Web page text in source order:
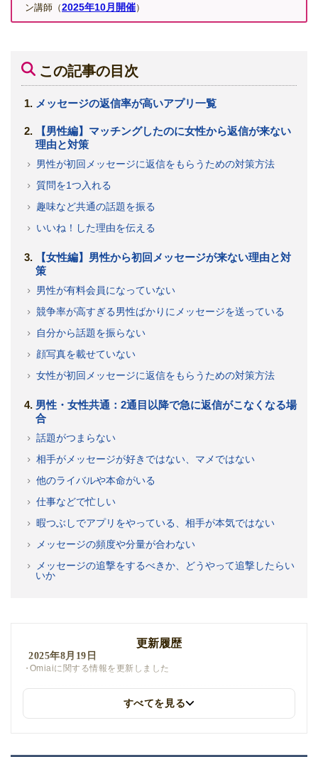
ン講師（2025年10月開催）
この記事の目次
メッセージの返信率が高いアプリ一覧
【男性編】マッチングしたのに女性から返信が来ない
理由と対策
男性が初回メッセージに返信をもらうための対策方法
質問を1つ入れる
趣味など共通の話題を振る
いいね！した理由を伝える
【女性編】男性から初回メッセージが来ない理由と対
策
男性が有料会員になっていない
競争率が高すぎる男性ばかりにメッセージを送っている
自分から話題を振らない
顔写真を載せていない
女性が初回メッセージに返信をもらうための対策方法
男性・女性共通：2通目以降で急に返信がこなくなる場
合
話題がつまらない
相手がメッセージが好きではない、マメではない
他のライバルや本命がいる
仕事などで忙しい
暇つぶしでアプリをやっている、相手が本気ではない
メッセージの頻度や分量が合わない
メッセージの追撃をするべきか、どうやって追撃したらい
いか
更新履歴
2025年8月19日
Omiaiに関する情報を更新しました
目次を見やすく調整しました。
すべてを見る